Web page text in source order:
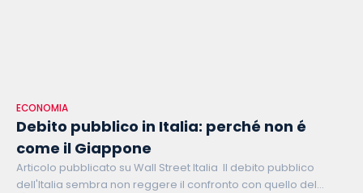
ECONOMIA
Debito pubblico in Italia: perché non é
come il Giappone
Articolo pubblicato su Wall Street Italia Il debito pubblico
dell'Italia sembra non reggere il confronto con quello del